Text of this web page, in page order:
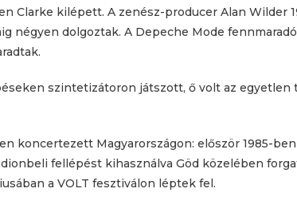
Clarke kilépett. A zenész-producer Alan Wilder
négyen dolgoztak. A Depeche Mode
szintetizátoron játszott, ő volt az egyetlen
koncertezett Magyarországon: először 1985-
fellépést kihasználva Göd közelében
a VOLT fesztiválon léptek fel.